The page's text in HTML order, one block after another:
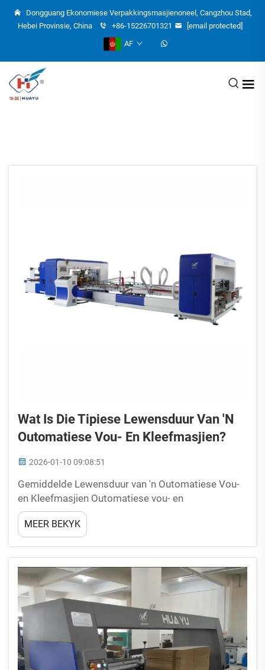
Dongguang Ekonomiese Verpakkingsmasjienoneel, Cangzhou Stad,
Hebei Provinsie, China
+86-15226701321
[email protected]
AF
Wat Is Die Tipiese Lewensduur Van 'n
Outomatiese Vou- En Kleefmasjien?
2026-01-10 09:08:51
Gemiddelde Lewensduur van 'n Outomatiese Vou-
en Kleefmasjien Outomatiese vou- en
kleefmasjiene wat goed versorg word, duur
gewoonlik tussen 10 en 15 jaar in die meeste
gevalle. Maar dit is glad nie in klip gegraveer nie.
afhangend van...
MEER BEKYK